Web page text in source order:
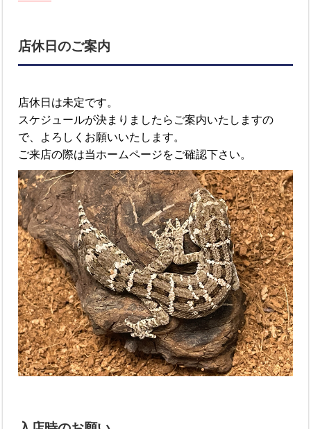
店休日のご案内
店休日は未定です。
スケジュールが決まりましたらご案内いたしますの
で、よろしくお願いいたします。
ご来店の際は当ホームページをご確認下さい。